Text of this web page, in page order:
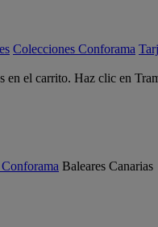
Colecciones Conforama
el carrito. Haz clic en
Baleares Canarias